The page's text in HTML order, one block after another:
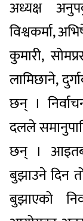
अध्यक्ष
विश्वकर्मा,
कुमारी,
लामिछाने,
छन् ।
दलले
छन् ।
बुझाउने दिन
बुझाएको